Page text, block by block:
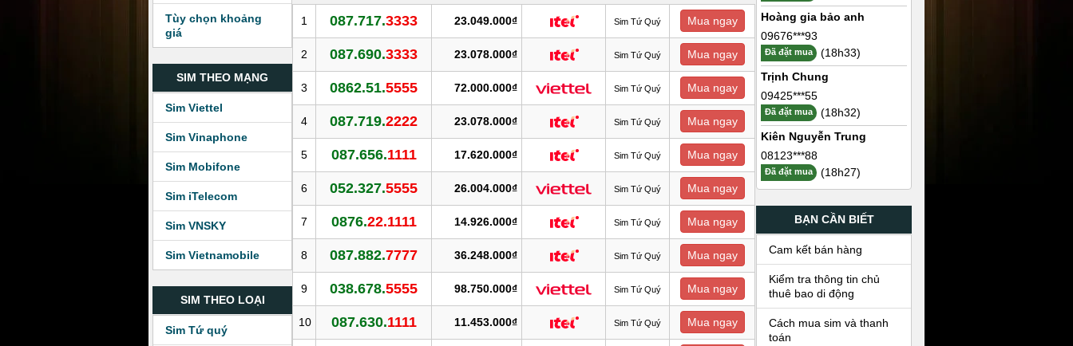
Tùy chọn khoảng
giá
SIM THEO MẠNG
Sim Viettel
Sim Vinaphone
Sim Mobifone
Sim iTelecom
Sim VNSKY
Sim Vietnamobile
SIM THEO LOẠI
Sim Tứ quý
1 087.717.3333 23.049.000₫ Sim Tứ Quý Mua ngay
2 087.690.3333 23.078.000₫ Sim Tứ Quý Mua ngay
3 0862.51.5555 72.000.000₫ Sim Tứ Quý Mua ngay
4 087.719.2222 23.078.000₫ Sim Tứ Quý Mua ngay
5 087.656.1111 17.620.000₫ Sim Tứ Quý Mua ngay
6 052.327.5555 26.004.000₫ Sim Tứ Quý Mua ngay
7 0876.22.1111 14.926.000₫ Sim Tứ Quý Mua ngay
8 087.882.7777 36.248.000₫ Sim Tứ Quý Mua ngay
9 038.678.5555 98.750.000₫ Sim Tứ Quý Mua ngay
10 087.630.1111 11.453.000₫ Sim Tứ Quý Mua ngay
Hoàng gia bảo anh
09676***93
Đã đặt mua
(18h33)
Trịnh Chung
09425***55
Đã đặt mua
(18h32)
Kiên Nguyễn Trung
08123***88
Đã đặt mua (18h27)
BẠN CẦN BIẾT
Cam kết bán hàng
Kiểm tra thông tin chủ
thuê bao di động
Cách mua sim và thanh
toán